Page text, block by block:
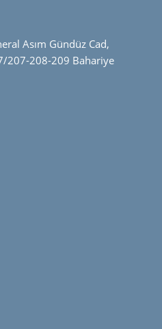
Asım Gündüz Cad,
207-208-209 Bahariye